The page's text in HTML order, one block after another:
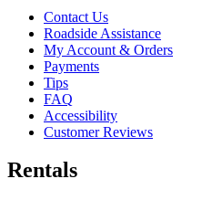
Contact Us
Roadside Assistance
My Account & Orders
Payments
Tips
FAQ
Accessibility
Customer Reviews
Rentals